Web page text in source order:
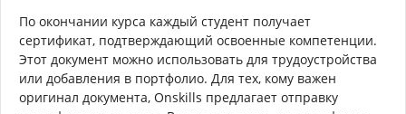
По окончании курса каждый студент получает
сертификат, подтверждающий освоенные компетенции.
Этот документ можно использовать для трудоустройства
или добавления в портфолио. Для тех, кому важен
оригинал документа, Onskills предлагает отправку